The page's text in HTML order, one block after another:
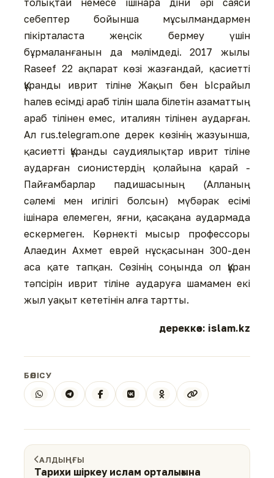
толықтай немесе ішінара діни әрі саяси
себептер бойынша мұсылмандармен
пікірталаста жеңсік бермеу үшін
бұрмаланғанын да мәлімдеді. 2017 жылы
Raseef 22 ақпарат көзі жазғандай, қасиетті
Құранды иврит тіліне Жақып бен Ысрайыл
һалев есімді араб тілін шала білетін азаматтың
араб тілінен емес, италиян тілінен аударған.
Ал rus.telegram.one дерек көзінің жазуынша,
қасиетті Құранды саудиялықтар иврит тіліне
аударған сионистердің қолайына қарай -
Пайғамбарлар падишасының (Алланың
сәлемі мен игілігі болсын) мүбәрак есімі
ішінара елемеген, яғни, қасақана аудармада
ескермеген. Көрнекті мысыр профессоры
Алаедин Ахмет еврей нұсқасынан 300-ден
аса қате тапқан. Сөзінің соңында ол Құран
тәпсірін иврит тіліне аударуға шамамен екі
жыл уақыт кететінін алға тартты.
дереккөз: islam.kz
БӨЛІСУ
АЛДЫҢҒЫ
Тарихи шіркеу ислам орталығына